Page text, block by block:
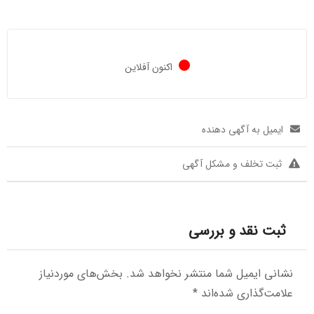
اکنون آفلاین
ایمیل به آگهی دهنده
ثبت تخلف و مشکل آگهی
ثبت نقد و بررسی
نشانی ایمیل شما منتشر نخواهد شد. بخش‌های موردنیاز
علامت‌گذاری شده‌اند *